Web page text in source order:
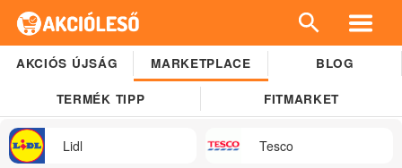
AKCIÓS ÚJSÁG MARKETPLACE BLOG
TERMÉK TIPP FITMARKET
Lidl Tesco